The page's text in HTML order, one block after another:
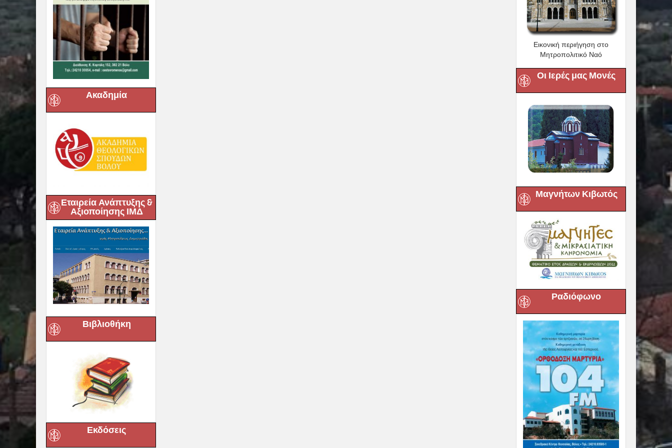
Ακαδημία
Εταιρεία Ανάπτυξης &
Αξιοποίησης ΙΜΔ
Βιβλιοθήκη
Εκδόσεις
Εικονική περιήγηση στο
Μητροπολιτικό Ναό
Οι Ιερές μας Μονές
Μαγνήτων Κιβωτός
Ραδιόφωνο